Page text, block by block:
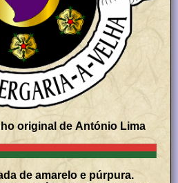
original de António Lima
de amarelo e púrpura.